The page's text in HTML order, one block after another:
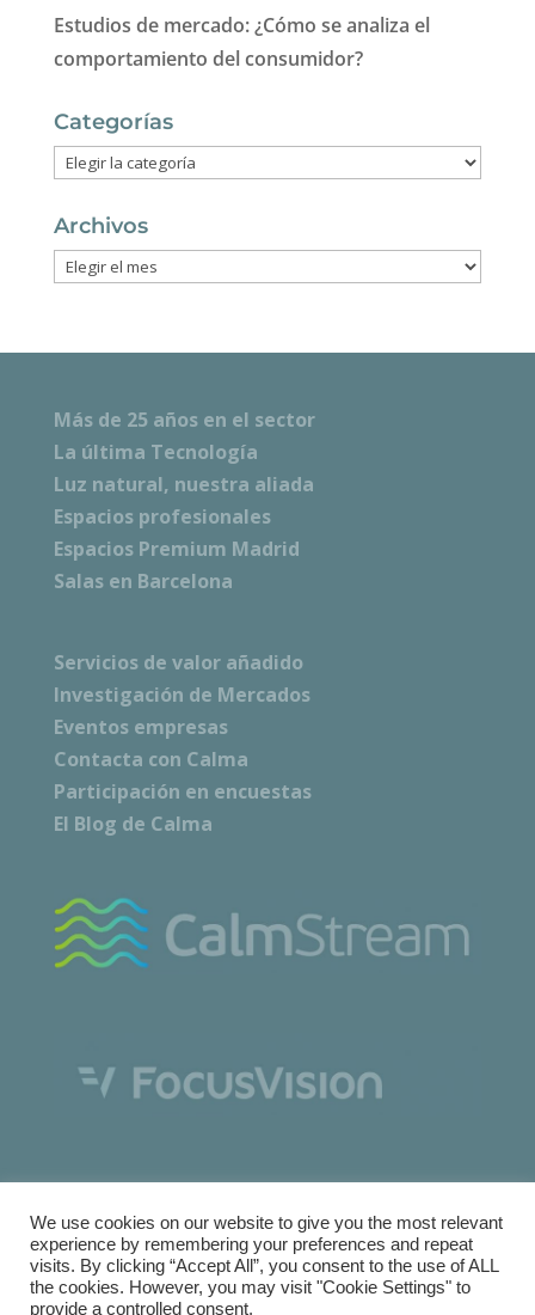
Estudios de mercado: ¿Cómo se analiza el
comportamiento del consumidor?
Categorías
Categorías
Archivos
Archivos
Más de 25 años en el sector
La última Tecnología
Luz natural, nuestra aliada
Espacios profesionales
Espacios Premium Madrid
Salas en Barcelona
Servicios de valor añadido
Investigación de Mercados
Eventos empresas
Contacta con Calma
Participación en encuestas
El Blog de Calma
Copyright © Calma Research & Facilities |
We use cookies on our website to give you the most relevant
experience by remembering your preferences and repeat
visits. By clicking “Accept All”, you consent to the use of ALL
the cookies. However, you may visit "Cookie Settings" to
provide a controlled consent.